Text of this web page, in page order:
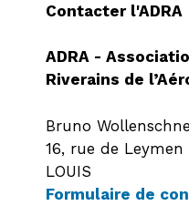
Contacter l'ADRA
ADRA -
Riverains de
Bruno
16, rue de
LOUIS
Formulaire de